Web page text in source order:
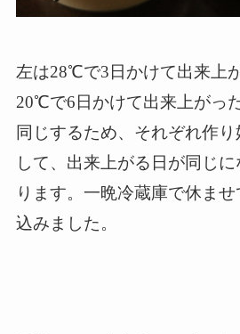
左は28℃で3日かけて出来上
20℃で6日かけて出来上がっ
同じするため、それぞれ作
して、出来上がる日が同じ
ります。一晩冷蔵庫で休ま
込みました。